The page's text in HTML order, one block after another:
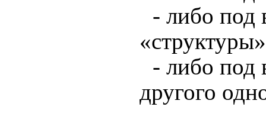
- либо под
«структуры»
- либо под
другого